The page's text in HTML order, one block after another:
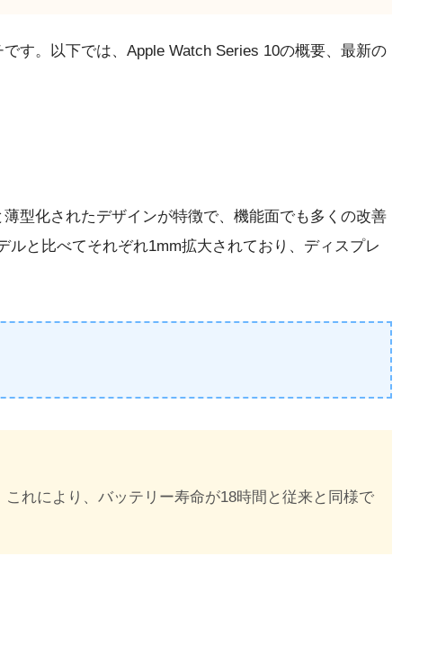
す。以下では、Apple Watch Series 10の概要、最新の
型化されたデザインが特徴で、機能面でも多くの改善
と比べてそれぞれ1mm拡大されており、ディスプレ
れにより、バッテリー寿命が18時間と従来と同様で